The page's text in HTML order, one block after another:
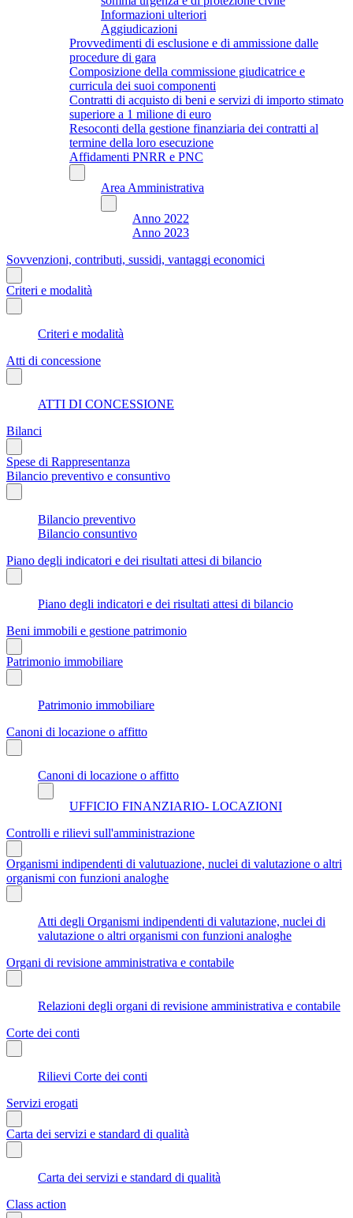
Informazioni ulteriori
Aggiudicazioni
Provvedimenti di esclusione e di ammissione dalle
procedure di gara
Composizione della commissione giudicatrice e
curricula dei suoi componenti
Contratti di acquisto di beni e servizi di importo stimato
superiore a 1 milione di euro
Resoconti della gestione finanziaria dei contratti al
termine della loro esecuzione
Affidamenti PNRR e PNC
Area Amministrativa
Anno 2022
Anno 2023
Sovvenzioni, contributi, sussidi, vantaggi economici
Criteri e modalità
Criteri e modalità
Atti di concessione
ATTI DI CONCESSIONE
Bilanci
Spese di Rappresentanza
Bilancio preventivo e consuntivo
Bilancio preventivo
Bilancio consuntivo
Piano degli indicatori e dei risultati attesi di bilancio
Piano degli indicatori e dei risultati attesi di bilancio
Beni immobili e gestione patrimonio
Patrimonio immobiliare
Patrimonio immobiliare
Canoni di locazione o affitto
Canoni di locazione o affitto
UFFICIO FINANZIARIO- LOCAZIONI
Controlli e rilievi sull'amministrazione
Organismi indipendenti di valutuazione, nuclei di valutazione o altri
organismi con funzioni analoghe
Atti degli Organismi indipendenti di valutazione, nuclei di
valutazione o altri organismi con funzioni analoghe
Organi di revisione amministrativa e contabile
Relazioni degli organi di revisione amministrativa e contabile
Corte dei conti
Rilievi Corte dei conti
Servizi erogati
Carta dei servizi e standard di qualità
Carta dei servizi e standard di qualità
Class action